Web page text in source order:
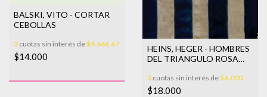
BALSKI, VITO - CORTAR
CEBOLLAS
3 cuotas sin interés de$4.666,67
$14.000
HEINS, HEGER - HOMBRES
DEL TRIANGULO ROSA
3 cuotas sin interés de$6.000
$18.000